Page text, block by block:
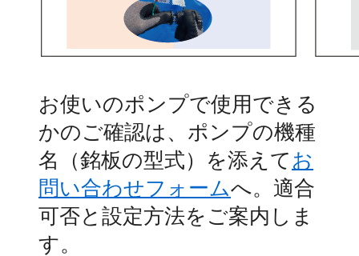
お使いのポンプで使用できる
かのご確認は、ポンプの機種
名（銘板の型式）を添えて お
問い合わせフォームへ。適合
可否と設定方法をご案内しま
す。